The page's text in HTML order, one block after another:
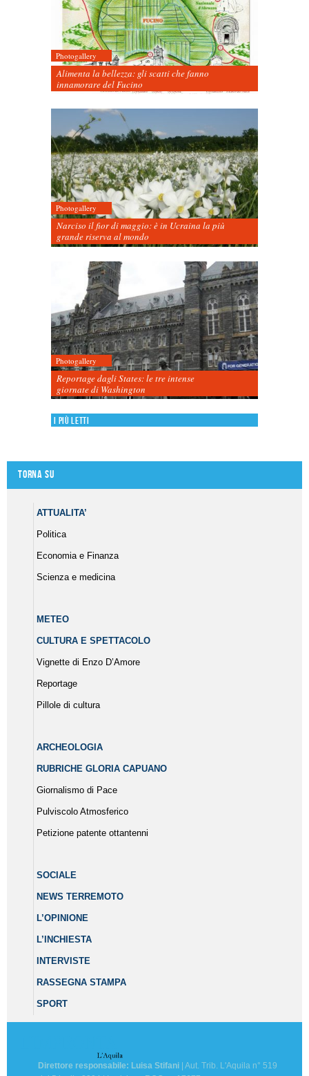
Photogallery
Alimenta la bellezza: gli scatti che fanno
innamorare del Fucino
Photogallery
Narciso il fior di maggio: è in Ucraina la più
grande riserva al mondo
Photogallery
Reportage dagli States: le tre intense
giornate di Washington
I più letti
Torna su
ATTUALITA’
Politica
Economia e Finanza
Scienza e medicina
METEO
CULTURA E SPETTACOLO
Vignette di Enzo D’Amore
Reportage
Pillole di cultura
ARCHEOLOGIA
RUBRICHE GLORIA CAPUANO
Giornalismo di Pace
Pulviscolo Atmosferico
Petizione patente ottantenni
SOCIALE
NEWS TERREMOTO
L’OPINIONE
L’INCHIESTA
INTERVISTE
RASSEGNA STAMPA
SPORT
Direttore responsabile: Luisa Stifani | Aut. Trib. L'Aquila n° 519